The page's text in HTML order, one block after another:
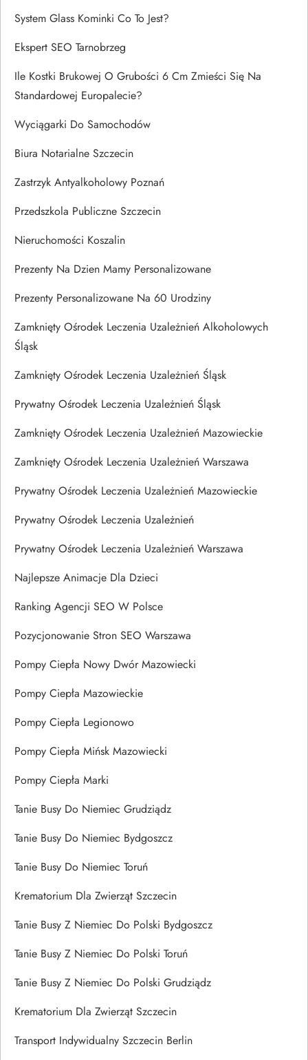
System Glass Kominki Co To Jest?
Ekspert SEO Tarnobrzeg
Ile Kostki Brukowej O Grubości 6 Cm Zmieści Się Na
Standardowej Europalecie?
Wyciągarki Do Samochodów
Biura Notarialne Szczecin
Zastrzyk Antyalkoholowy Poznań
Przedszkola Publiczne Szczecin
Nieruchomości Koszalin
Prezenty Na Dzien Mamy Personalizowane
Prezenty Personalizowane Na 60 Urodziny
Zamknięty Ośrodek Leczenia Uzależnień Alkoholowych
Śląsk
Zamknięty Ośrodek Leczenia Uzależnień Śląsk
Prywatny Ośrodek Leczenia Uzależnień Śląsk
Zamknięty Ośrodek Leczenia Uzależnień Mazowieckie
Zamknięty Ośrodek Leczenia Uzależnień Warszawa
Prywatny Ośrodek Leczenia Uzależnień Mazowieckie
Prywatny Ośrodek Leczenia Uzależnień
Prywatny Ośrodek Leczenia Uzależnień Warszawa
Najlepsze Animacje Dla Dzieci
Ranking Agencji SEO W Polsce
Pozycjonowanie Stron SEO Warszawa
Pompy Ciepła Nowy Dwór Mazowiecki
Pompy Ciepła Mazowieckie
Pompy Ciepła Legionowo
Pompy Ciepła Mińsk Mazowiecki
Pompy Ciepła Marki
Tanie Busy Do Niemiec Grudziądz
Tanie Busy Do Niemiec Bydgoszcz
Tanie Busy Do Niemiec Toruń
Krematorium Dla Zwierząt Szczecin
Tanie Busy Z Niemiec Do Polski Bydgoszcz
Tanie Busy Z Niemiec Do Polski Toruń
Tanie Busy Z Niemiec Do Polski Grudziądz
Krematorium Dla Zwierząt Szczecin
Transport Indywidualny Szczecin Berlin